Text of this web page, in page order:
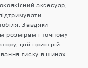
аксесуар,
Завдяки
розмірам і точному
цей пристрій
тиску в шинах